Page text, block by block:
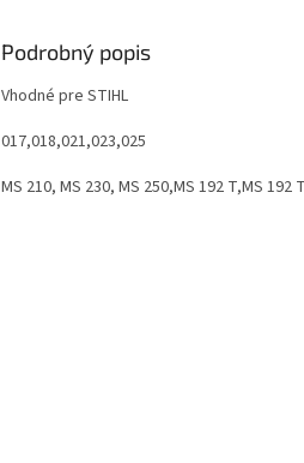
Podrobný popis
Vhodné pre STIHL
017,018,021,023,025
MS 210, MS 230, MS 250,MS 192 T,MS 192